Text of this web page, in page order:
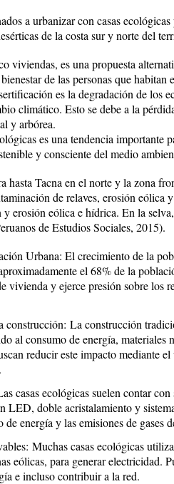
a urbanizar con casas
de la costa sur y norte del
viviendas, es una propuesta
de las personas que
es la degradación de los
climático. Esto se debe a la
y arbórea.
es una tendencia importante
y consciente del medio
hasta Tacna en el norte y la zona
de relaves, erosión eólica
erosión eólica e hídrica. En la
de Estudios Sociales, 2015).
Urbana: El crecimiento de la
el 68% de la
vivienda y ejerce presión sobre los
construcción: La construcción
al consumo de energía, materiales
reducir este impacto mediante
casas ecológicas suelen contar
LED, doble acristalamiento y
de energía y las emisiones de gases
Muchas casas ecológicas
eólicas, para generar electricidad.
e incluso contribuir a la red.